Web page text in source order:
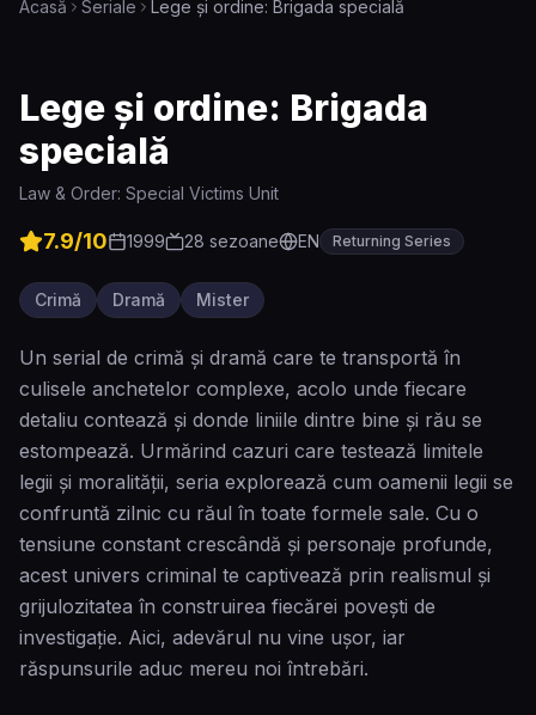
Acasă Seriale Lege și ordine: Brigada specială
Lege și ordine: Brigada
specială
Law & Order: Special Victims Unit
7.9/10 1999 28 sezoane EN Returning Series
Crimă Dramă Mister
Un serial de crimă și dramă care te transportă în
culisele anchetelor complexe, acolo unde fiecare
detaliu contează și donde liniile dintre bine și rău se
estompează. Urmărind cazuri care testează limitele
legii și moralității, seria explorează cum oamenii legii se
confruntă zilnic cu răul în toate formele sale. Cu o
tensiune constant crescândă și personaje profunde,
acest univers criminal te captivează prin realismul și
grijulozitatea în construirea fiecărei povești de
investigație. Aici, adevărul nu vine ușor, iar
răspunsurile aduc mereu noi întrebări.